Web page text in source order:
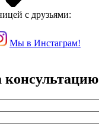
с друзьями:
Мы в Инстаграм!
консультацию